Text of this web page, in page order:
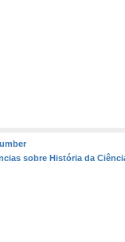
sobre História da